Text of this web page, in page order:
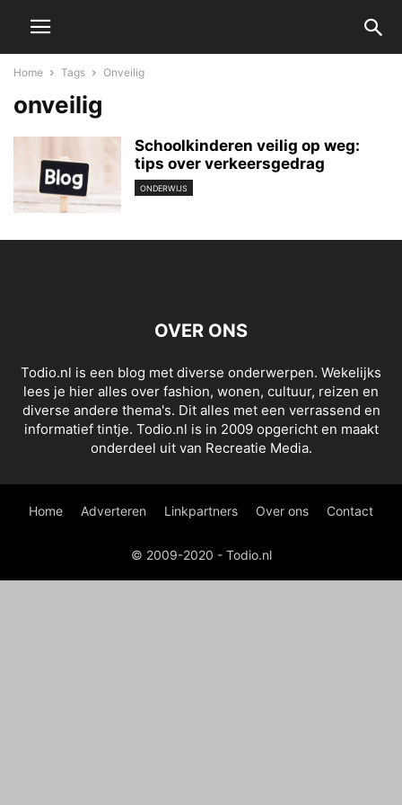
Home Tags Onveilig
onveilig
Schoolkinderen veilig op weg:
tips over verkeersgedrag
ONDERWIJS
OVER ONS
Todio.nl is een blog met diverse onderwerpen. Wekelijks
lees je hier alles over fashion, wonen, cultuur, reizen en
diverse andere thema's. Dit alles met een verrassend en
informatief tintje. Todio.nl is in 2009 opgericht en maakt
onderdeel uit van Recreatie Media.
Home Adverteren Linkpartners Over ons Contact
© 2009-2020 - Todio.nl